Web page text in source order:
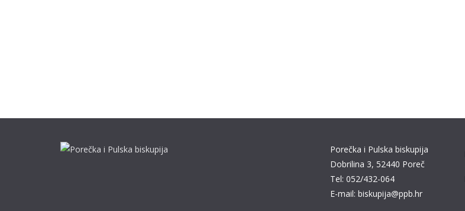
Porečka i Pulska biskupija
Dobrilina 3, 52440 Poreč
Tel: 052/432-064
E-mail: biskupija@ppb.hr